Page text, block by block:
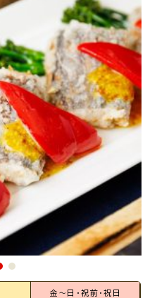
金～日・祝前・祝日